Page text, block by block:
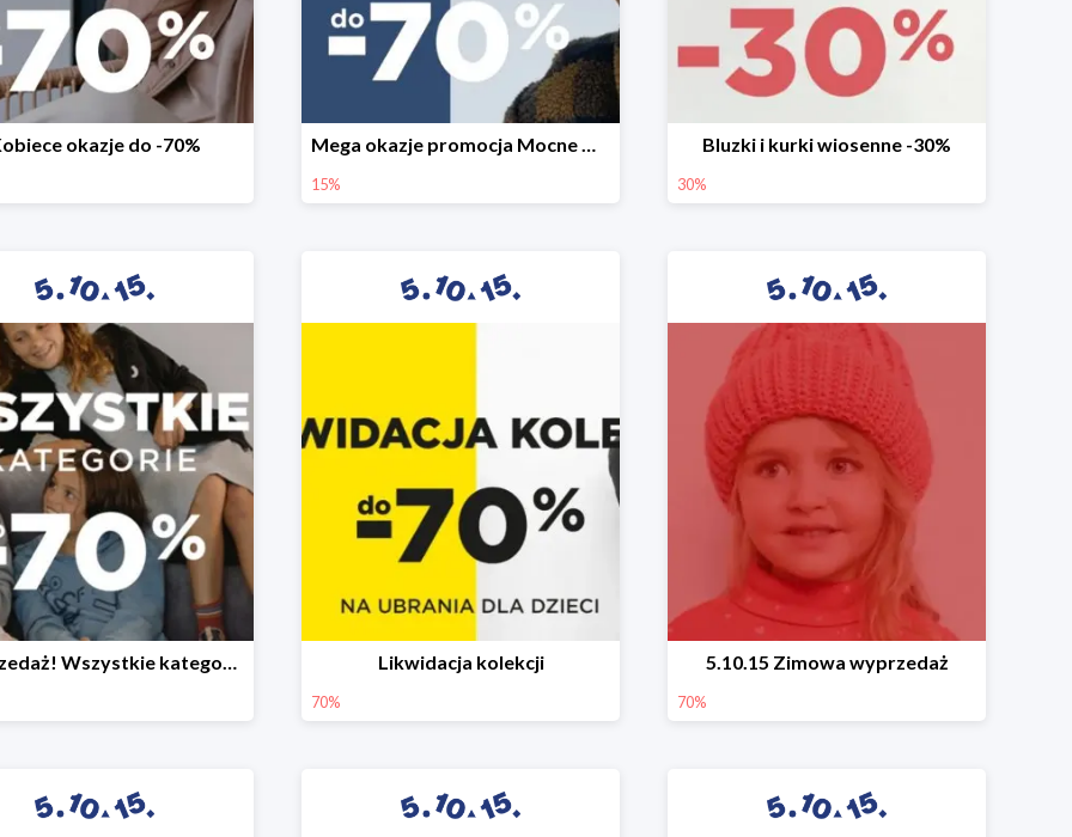
okazje do -70% Mega okazje promocja Mocne marki do -70%
15%
Bluzki i kurki wiosenne -30%
30%
Wyprzedaż! Wszystkie kategorie do -70% Likwidacja kolekcji
70%
5.10.15 Zimowa wyprzedaż
70%